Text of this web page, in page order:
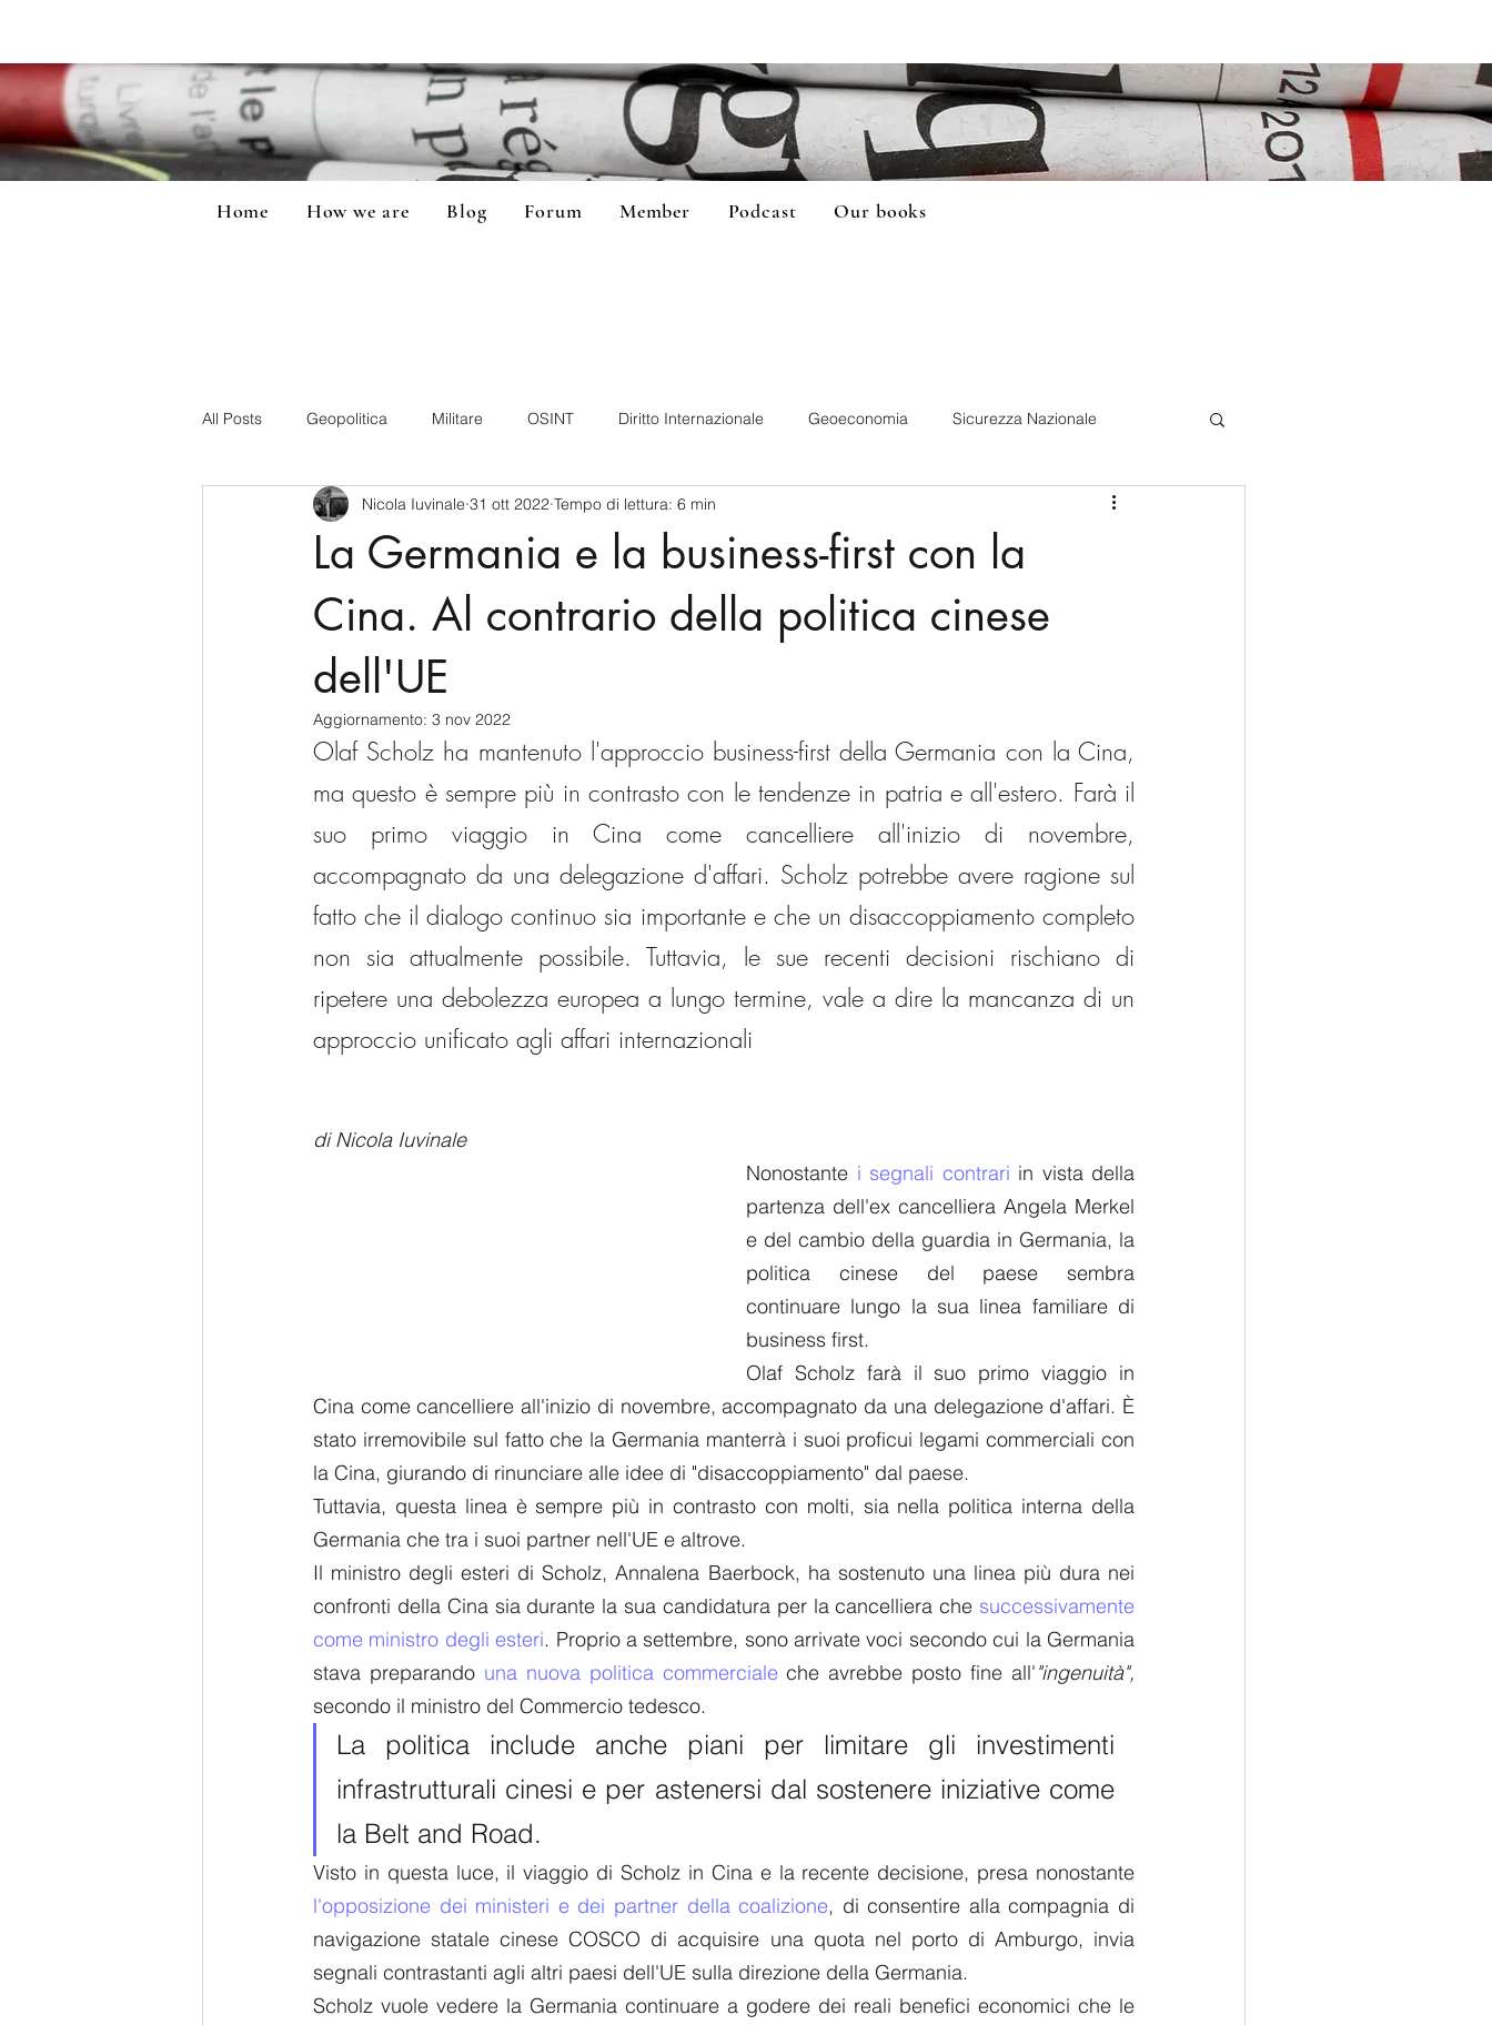
Home How we are Blog Forum Member Podcast Our books
All Posts Geopolitica Militare OSINT Diritto Internazionale Geoeconomia Sicurezza Nazionale
CyberSecurity Information Tecnology America-Latina e Caraibi (LAC)
USA Nuova Zelanda Giappone Corea del Nord
Australia Germania
La Germania e la business-first con la
Cina. Al contrario della politica cinese
dell'UE
Nicola Iuvinale 31 ott 2022 Tempo di lettura: 6 min
Aggiornamento: 3 nov 2022
Olaf Scholz ha mantenuto l'approccio business-first della Germania con la Cina,
ma questo è sempre più in contrasto con le tendenze in patria e all'estero. Farà il
suo primo viaggio in Cina come cancelliere all'inizio di novembre,
accompagnato da una delegazione d'affari. Scholz potrebbe avere ragione sul
fatto che il dialogo continuo sia importante e che un disaccoppiamento completo
non sia attualmente possibile. Tuttavia, le sue recenti decisioni rischiano di
ripetere una debolezza europea a lungo termine, vale a dire la mancanza di un
approccio unificato agli affari internazionali
di Nicola Iuvinale
Nonostante i segnali contrari in vista della
partenza dell'ex cancelliera Angela Merkel
e del cambio della guardia in Germania, la
politica cinese del paese sembra
continuare lungo la sua linea familiare di
business first.
Olaf Scholz farà il suo primo viaggio in
Cina come cancelliere all'inizio di novembre, accompagnato da una delegazione d'affari. È
stato irremovibile sul fatto che la Germania manterrà i suoi proficui legami commerciali con
la Cina, giurando di rinunciare alle idee di "disaccoppiamento" dal paese.
Tuttavia, questa linea è sempre più in contrasto con molti, sia nella politica interna della
Germania che tra i suoi partner nell'UE e altrove.
Il ministro degli esteri di Scholz, Annalena Baerbock, ha sostenuto una linea più dura nei
confronti della Cina sia durante la sua candidatura per la cancelliera che successivamente
come ministro degli esteri. Proprio a settembre, sono arrivate voci secondo cui la Germania
stava preparando una nuova politica commerciale che avrebbe posto fine all'"ingenuità",
secondo il ministro del Commercio tedesco.
La politica include anche piani per limitare gli investimenti
infrastrutturali cinesi e per astenersi dal sostenere iniziative come
la Belt and Road.
l'opposizione dei ministeri e dei partner della coalizione, di consentire alla compagnia di
navigazione statale cinese COSCO di acquisire una quota nel porto di Amburgo, invia
segnali contrastanti agli altri paesi dell'UE sulla direzione della Germania.
Scholz vuole vedere la Germania continuare a godere dei reali benefici economici che le